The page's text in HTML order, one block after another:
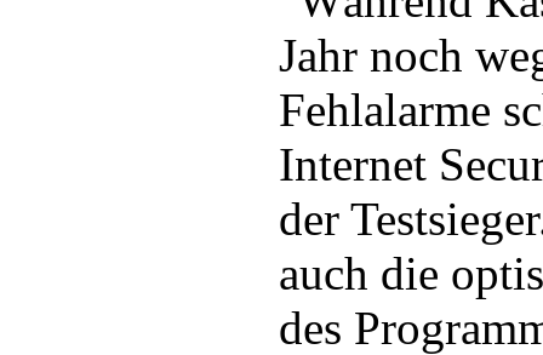
Jahr noch
Fehlalarme
Internet
der
auch die
des